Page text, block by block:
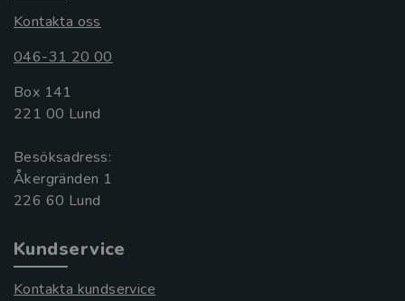
Kontakta oss
046-31 20 00
Box 141
221 00 Lund
Besöksadress:
Åkergränden 1
Kundservice
Kontakta kundservice